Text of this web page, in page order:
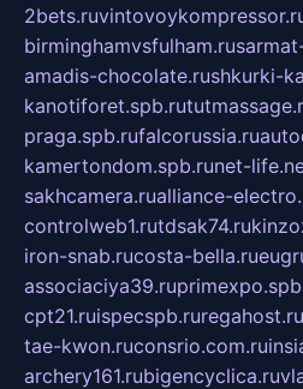
2bets.ru
birminghamvsfulham.ru
amadis-chocolate.rushkurki-
kanotiforet.spb.ru
praga.spb.rufalcorussia.ru
kamertondom.spb.runet-
sakhcamera.rualliance-
controlweb1.rutdsak74.ru
iron-snab.rucosta-bella.ru
associaciya39.ru
cpt21.ruispecspb.ruregahost.ru
tae-kwon.ruconsrio.com.ru
archery161.rubigencyclica.ru